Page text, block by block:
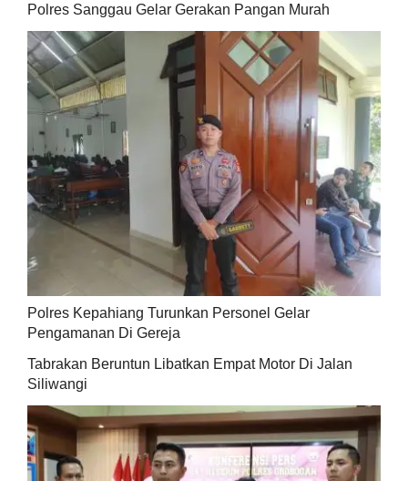
Polres Sanggau Gelar Gerakan Pangan Murah
Polres Kepahiang Turunkan Personel Gelar
Pengamanan Di Gereja
Tabrakan Beruntun Libatkan Empat Motor Di Jalan
Siliwangi